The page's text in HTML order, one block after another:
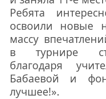
Ребята
освоили новые
массу
в турнире
благодаря
Бабаевой и
лучшее!».